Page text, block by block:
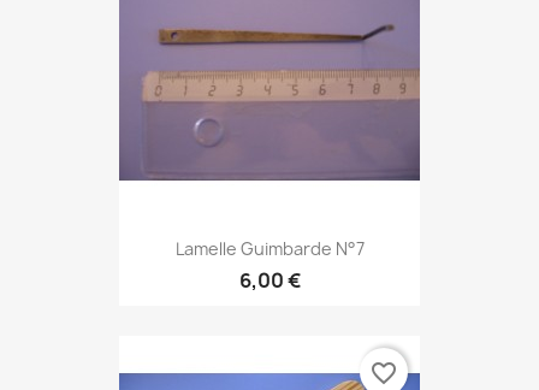
Lamelle Guimbarde N°7
6,00 €
favorite_border